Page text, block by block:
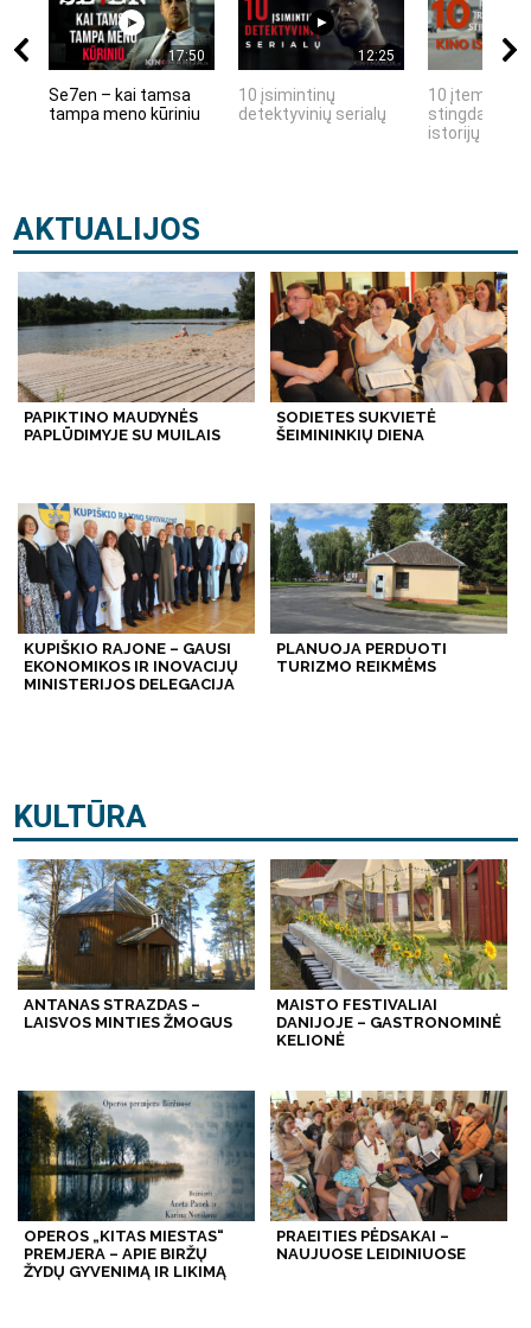
17:50
Se7en – kai tamsa
tampa meno kūriniu
12:25
10 įsimintinų
detektyvinių serialų
10 įtemptų,
stingdančių
istorijų
AKTUALIJOS
PAPIKTINO MAUDYNĖS
PAPLŪDIMYJE SU MUILAIS
SODIETES SUKVIETĖ
ŠEIMININKIŲ DIENA
KUPIŠKIO RAJONE – GAUSI
EKONOMIKOS IR INOVACIJŲ
MINISTERIJOS DELEGACIJA
PLANUOJA PERDUOTI
TURIZMO REIKMĖMS
KULTŪRA
ANTANAS STRAZDAS –
LAISVOS MINTIES ŽMOGUS
MAISTO FESTIVALIAI
DANIJOJE – GASTRONOMINĖ
KELIONĖ
OPEROS „KITAS MIESTAS“
PREMJERA – APIE BIRŽŲ
ŽYDŲ GYVENIMĄ IR LIKIMĄ
PRAEITIES PĖDSAKAI –
NAUJUOSE LEIDINIUOSE